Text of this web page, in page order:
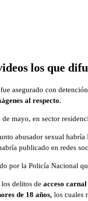
los que
asegurado con detención
al respecto.
mayo, en sector
abusador sexual
publicado en redes
por la Policía Nacional
delitos de acceso
de 18 años, los cuales